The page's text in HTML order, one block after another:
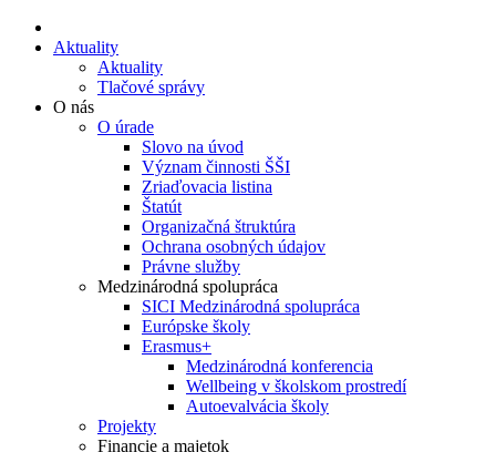
Aktuality
Aktuality
Tlačové správy
O nás
O úrade
Slovo na úvod
Význam činnosti ŠŠI
Zriaďovacia listina
Štatút
Organizačná štruktúra
Ochrana osobných údajov
Právne služby
Medzinárodná spolupráca
SICI Medzinárodná spolupráca
Európske školy
Erasmus+
Medzinárodná konferencia
Wellbeing v školskom prostredí
Autoevalvácia školy
Projekty
Financie a majetok